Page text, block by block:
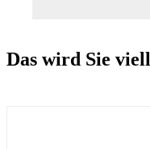
Das wird Sie